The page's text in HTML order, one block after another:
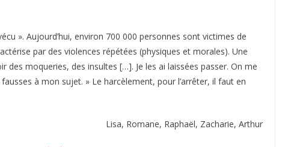
». Aujourd’hui, environ 700 000 personnes sont victimes de
par des violences répétées (physiques et morales). Une
des moqueries, des insultes […]. Je les ai laissées passer. On me
à mon sujet. » Le harcèlement, pour l’arrêter, il faut en
Lisa, Romane, Raphaël, Zacharie, Arthur